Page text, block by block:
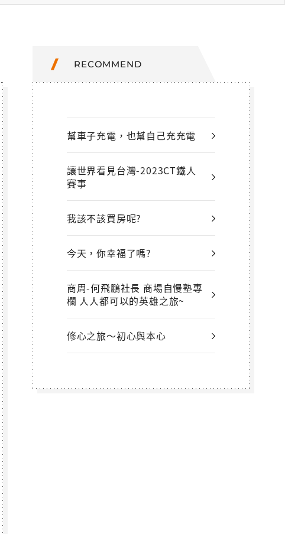
RECOMMEND
幫車子充電，也幫自己充充電
讓世界看見台灣-2023CT鐵人
賽事
我該不該買房呢?
今天，你幸福了嗎?
商周-何飛鵬社長 商場自慢塾專
欄 人人都可以的英雄之旅~
修心之旅～初心與本心